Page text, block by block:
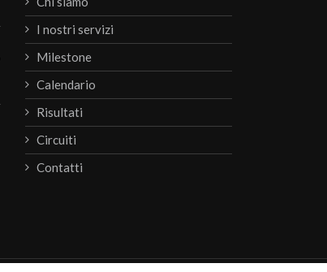
I nostri servizi
Milestone
Calendario
Risultati
Circuiti
Contatti